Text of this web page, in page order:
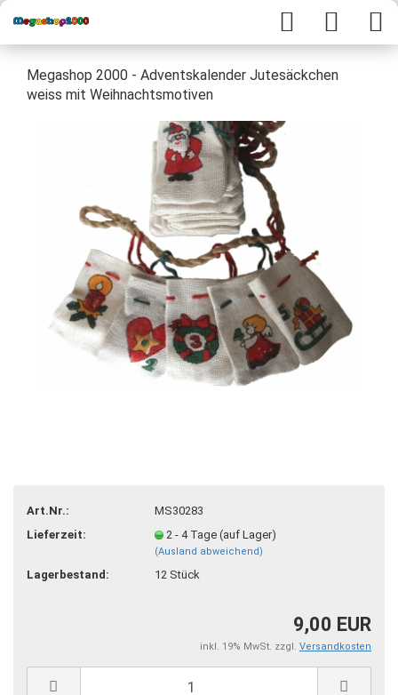
Megashop 2000 - Adventskalender Jutesäckchen
weiss mit Weihnachtsmotiven
Art.Nr.:
MS30283
Lieferzeit:
2 - 4 Tage (auf Lager)
(Ausland abweichend)
Lagerbestand: 12 Stück
9,00 EUR
inkl. 19% MwSt. zzgl. Versandkosten